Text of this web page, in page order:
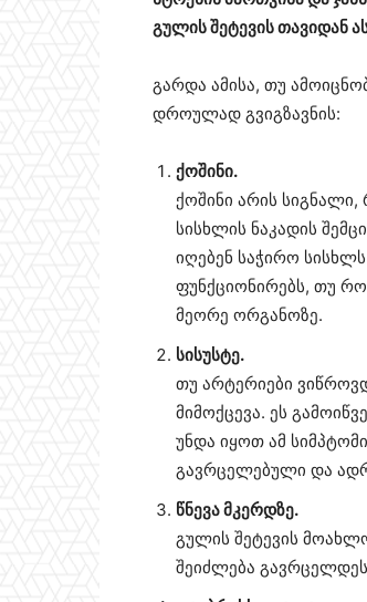
გულის შეტევის თავიდან
გარდა ამისა, თუ
დროულად გვიგზავნის:
ქოშინი.
ქოშინი არის
სისხლის ნაკადის
იღებენ საჭირო
ფუნქციონირებს, თუ
მეორე ორგანოზე.
სისუსტე.
თუ არტერიები
მიმოქცევა. ეს
უნდა იყოთ ამ
გავრცელებული და
წნევა მკერდზე.
გულის შეტევის
შეიძლება